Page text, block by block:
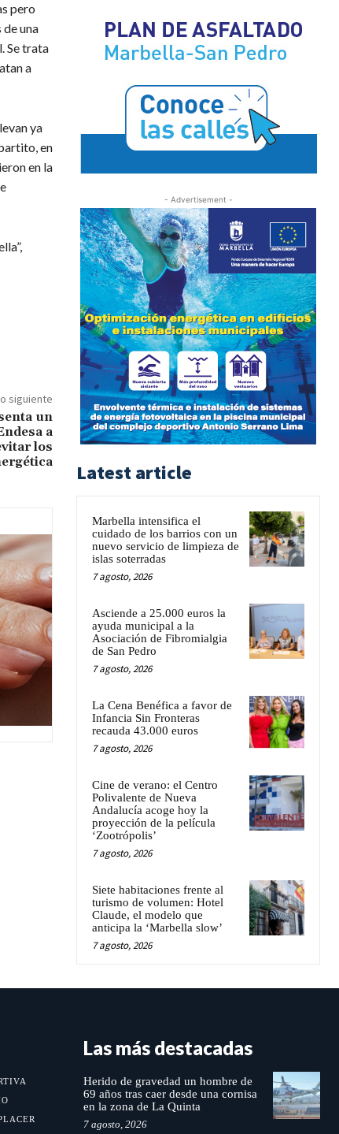
pero
una
Se trata
a
ya
en
en la
siguiente
un
a
los
- Advertisement -
Latest article
Marbella intensifica el
cuidado de los barrios con un
nuevo servicio de limpieza de
islas soterradas
7 agosto, 2026
Asciende a 25.000 euros la
ayuda municipal a la
Asociación de Fibromialgia
de San Pedro
7 agosto, 2026
La Cena Benéfica a favor de
Infancia Sin Fronteras
recauda 43.000 euros
7 agosto, 2026
Cine de verano: el Centro
Polivalente de Nueva
Andalucía acoge hoy la
proyección de la película
‘Zootrópolis’
7 agosto, 2026
Siete habitaciones frente al
turismo de volumen: Hotel
Claude, el modelo que
anticipa la ‘Marbella slow’
7 agosto, 2026
Las más destacadas
Herido de gravedad un hombre de
69 años tras caer desde una cornisa
en la zona de La Quinta
7 agosto, 2026